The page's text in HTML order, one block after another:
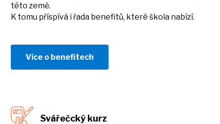
této země.
K tomu příspívá i řada benefitů, které škola nabízí.
Více o benefitech
Svářečcký kurz